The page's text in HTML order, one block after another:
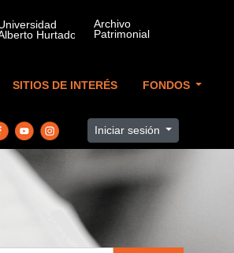
SITIOS DE INTERÉS FONDOS
Iniciar sesión